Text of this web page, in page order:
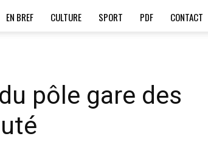
EN BREF CULTURE SPORT PDF CONTACT
pôle gare des